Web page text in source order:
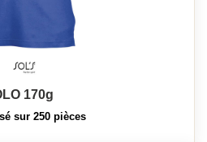
170g
sur 250 pièces